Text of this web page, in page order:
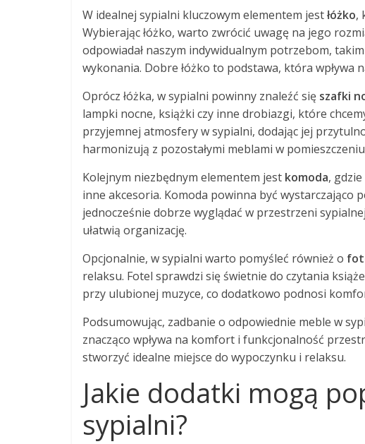
W idealnej sypialni kluczowym elementem jestłóżko,
Wybierając łóżko, warto zwrócić uwagę na jego
odpowiadał naszym indywidualnym potrzebom,
wykonania. Dobre łóżko to podstawa, która wpływa
Oprócz łóżka, w sypialni powinny znaleźć się szafki
lampki nocne, książki czy inne drobiazgi, które
przyjemnej atmosfery w sypialni, dodając jej
harmonizują z pozostałymi meblami w
Kolejnym niezbędnym elementem jest komoda,
inne akcesoria. Komoda powinna być wystarczająco
jednocześnie dobrze wyglądać w przestrzeni
ułatwią organizację.
Opcjonalnie, w sypialni warto pomyśleć również o
relaksu. Fotel sprawdzi się świetnie do czytania
przy ulubionej muzyce, co dodatkowo podnosi
Podsumowując, zadbanie o odpowiednie meble w
znacząco wpływa na komfort i funkcjonalność
stworzyć idealne miejsce do wypoczynku i relaksu.
Jakie dodatki mogą
sypialni?